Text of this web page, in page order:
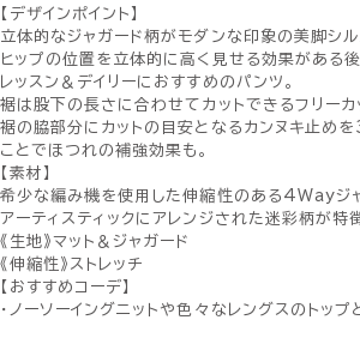
【デザインポイント】
立体的なジャガード柄がモダンな印象の美脚シル
ヒップの位置を立体的に高く見せる効果がある後
レッスン＆デイリーにおすすめのパンツ。
裾は股下の長さに合わせてカットできるフリーカ
裾の脇部分にカットの目安となるカンヌキ止め
ことでほつれの補強効果も。
【素材】
希少な編み機を使用した伸縮性のある4Wayジャ
アーティスティックにアレンジされた迷彩柄が特徴
《生地》マット＆ジャガード
《伸縮性》ストレッチ
【おすすめコーデ】
・ノーソーイングニットや色々なレングスのトッ